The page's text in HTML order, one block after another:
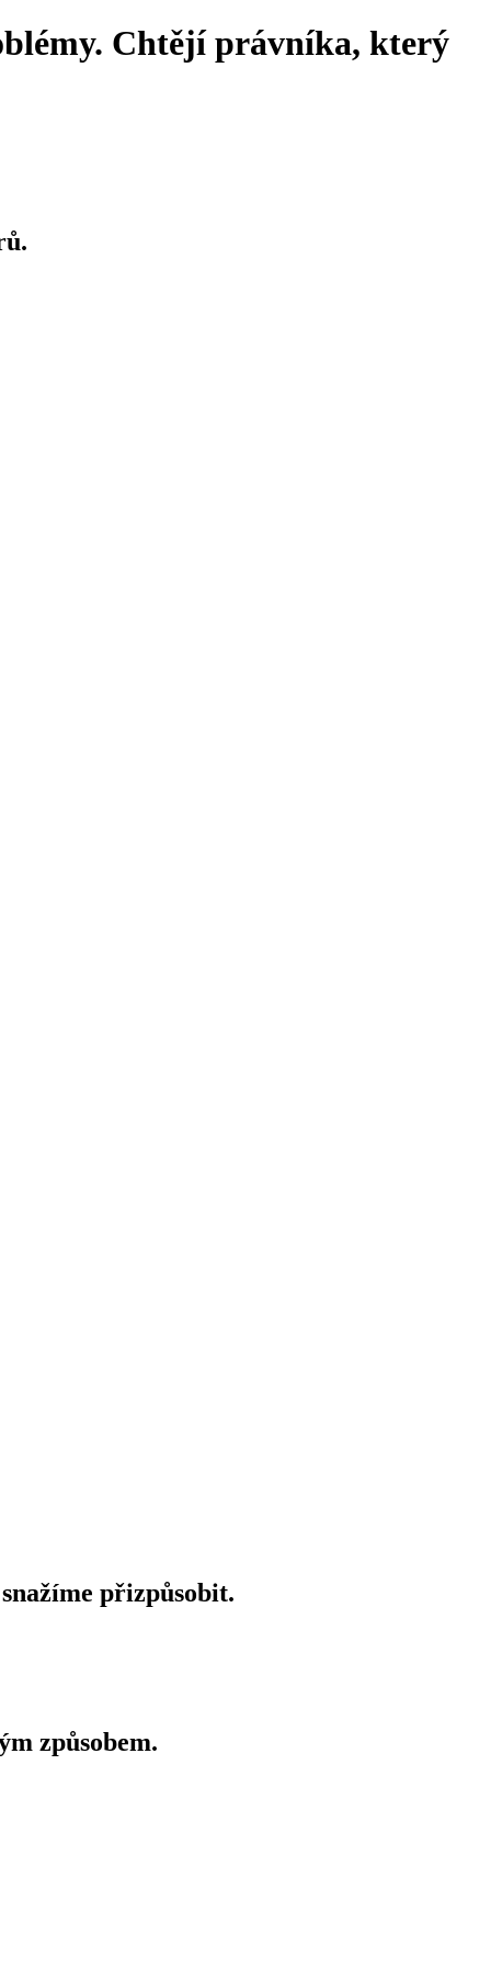
Chtějí právníka, který
přizpůsobit.
způsobem.